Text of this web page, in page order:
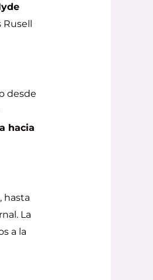
Rusell
desde
hacia
hasta
La
a la